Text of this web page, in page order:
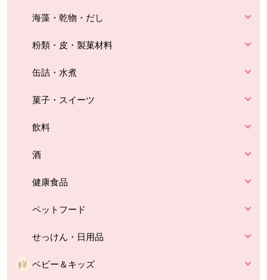
海藻・乾物・だし
粉類・皮・製菓材料
缶詰・水煮
菓子・スイーツ
飲料
酒
健康食品
ペットフード
せっけん・日用品
ベビー＆キッズ